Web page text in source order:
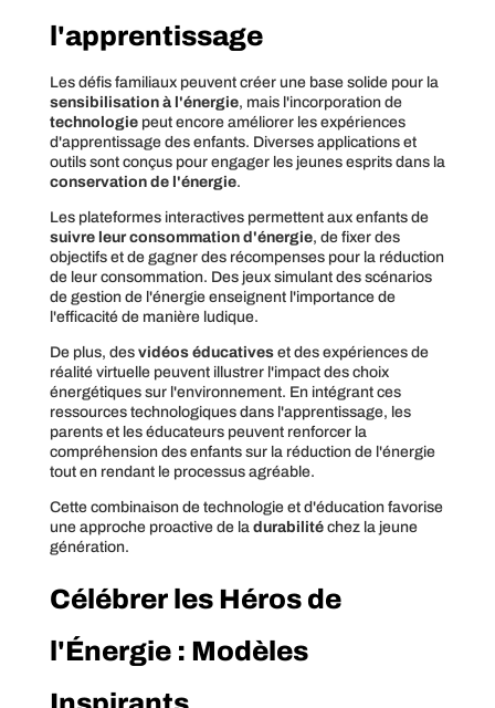
l'apprentissage
Les défis familiaux peuvent créer une base solide pour la
sensibilisation à l'énergie, mais l'incorporation de
technologiepeut encore améliorer les expériences
d'apprentissage des enfants. Diverses applications et
outils sont conçus pour engager les jeunes esprits dans la
conservation de l'énergie.
Les plateformes interactives permettent aux enfants de
suivre leur consommation d'énergie, de fixer des
objectifs et de gagner des récompenses pour la réduction
de leur consommation. Des jeux simulant des scénarios
de gestion de l'énergie enseignent l'importance de
l'efficacité de manière ludique.
De plus, des vidéos éducativeset des expériences de
réalité virtuelle peuvent illustrer l'impact des choix
énergétiques sur l'environnement. En intégrant ces
ressources technologiques dans l'apprentissage, les
parents et les éducateurs peuvent renforcer la
compréhension des enfants sur la réduction de l'énergie
tout en rendant le processus agréable.
Cette combinaison de technologie et d'éducation favorise
une approche proactive de la durabilitéchez la jeune
génération.
Célébrer les Héros de
l'Énergie : Modèles